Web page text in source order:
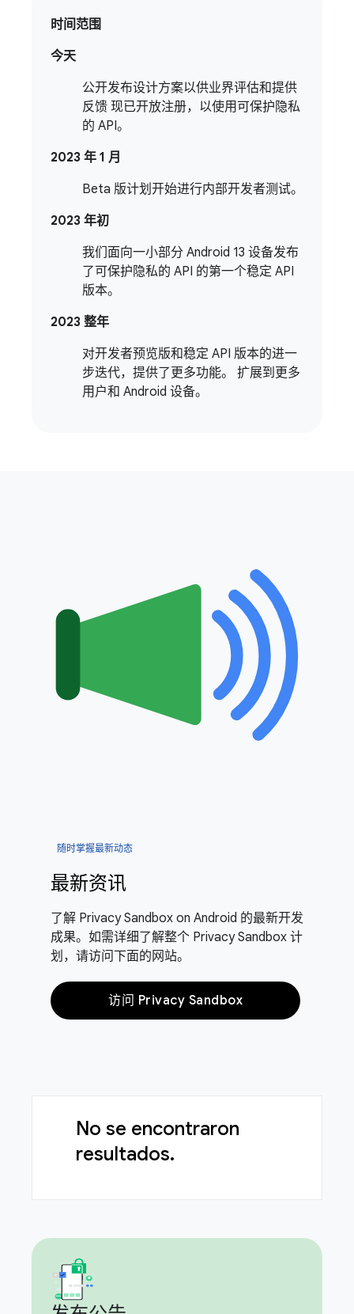
时间范围
今天
公开发布设计方案以供业界评估和提供
反馈 现已开放注册，以使用可保护隐私
的 API。
2023 年 1 月
Beta 版计划开始进行内部开发者测试。
2023 年初
我们面向一小部分 Android 13 设备发布
了可保护隐私的 API 的第一个稳定 API
版本。
2023 整年
对开发者预览版和稳定 API 版本的进一
步迭代，提供了更多功能。 扩展到更多
用户和 Android 设备。
随时掌握最新动态
最新资讯
了解 Privacy Sandbox on Android 的最新开发
成果。如需详细了解整个 Privacy Sandbox 计
划，请访问下面的网站。
访问 Privacy Sandbox
No se encontraron
resultados.